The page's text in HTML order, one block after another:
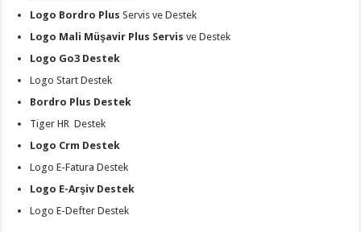
Logo Bordro Plus Servis ve Destek
Logo Mali Müşavir Plus Servis ve Destek
Logo Go3 Destek
Logo Start Destek
Bordro Plus Destek
Tiger HR Destek
Logo Crm Destek
Logo E-Fatura Destek
Logo E-Arşiv Destek
Logo E-Defter Destek